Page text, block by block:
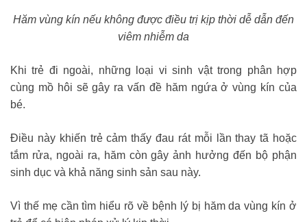
Hăm vùng kín nếu không được điều trị kịp thời dễ dẫn đến
viêm nhiễm da
Khi trẻ đi ngoài, những loại vi sinh vật trong phân hợp
cùng mồ hôi sẽ gây ra vấn đề hăm ngứa ở vùng kín của
bé.
Điều này khiến trẻ cảm thấy đau rát mỗi lần thay tã hoặc
tắm rửa, ngoài ra, hăm còn gây ảnh hưởng đến bộ phận
sinh dục và khả năng sinh sản sau này.
Vì thế mẹ cần tìm hiểu rõ về bệnh lý bị hăm da vùng kín ở